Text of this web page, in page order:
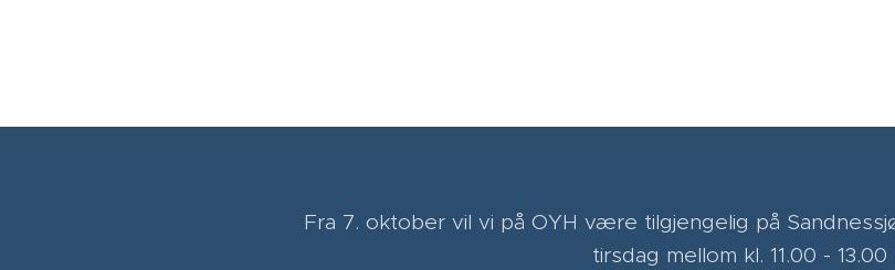
Fra 7. oktober vil vi på OYH være tilgjengelig på
tirsdag mellom kl. 11.00 - 13.00